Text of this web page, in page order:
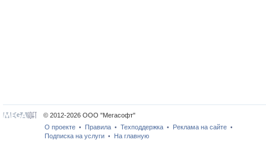
© 2012-2026 ООО "Мегасофт"
О проекте • Правила • Техподдержка • Реклама на сайте •
Подписка на услуги • На главную